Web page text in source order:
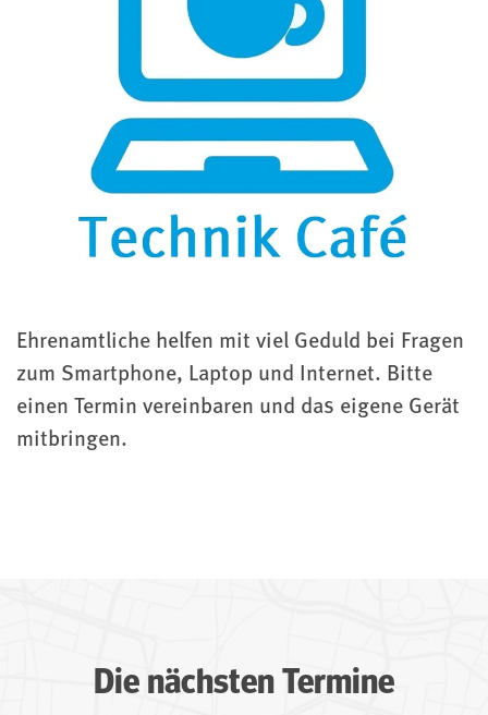
Ehrenamtliche helfen mit viel Geduld bei Fragen
zum Smartphone, Laptop und Internet. Bitte
einen Termin vereinbaren und das eigene Gerät
mitbringen.
Die nächsten Termine